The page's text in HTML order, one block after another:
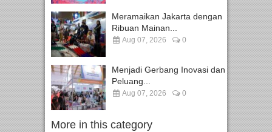
Meramaikan Jakarta dengan
Ribuan Mainan...
Aug 07, 2026 0
Menjadi Gerbang Inovasi dan
Peluang...
Aug 07, 2026 0
More in this category